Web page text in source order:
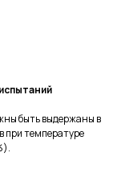
быть выдержаны в
при температуре